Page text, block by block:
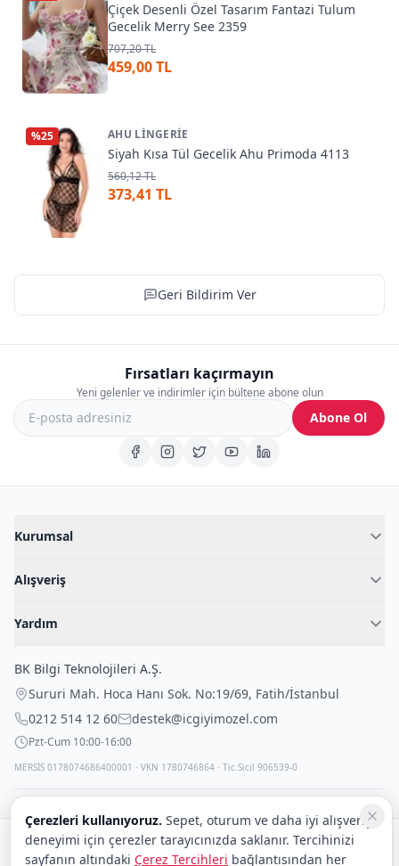
Çiçek Desenli Özel Tasarım Fantazi Tulum
Gecelik Merry See 2359
707,20 TL
459,00 TL
%25 AHU LINGERIE
Siyah Kısa Tül Gecelik Ahu Primoda 4113
560,12 TL
373,41 TL
Geri Bildirim Ver
Fırsatları kaçırmayın
Yeni gelenler ve indirimler için bültene abone olun
Abone Ol
Kurumsal
Blog
İç Giyim Rehberi
Alışveriş
Fantazi İç Giyim
Çocuk İç Giyim
Outlet Fırsatları
Yardım
İade Politikası
Gizli Paketleme
BK Bilgi Teknolojileri A.Ş.
Sururi Mah. Hoca Hanı Sok. No:19/69, Fatih/İstanbul
0212 514 12 60
destek@icgiyimozel.com
Pzt-Cum 10:00-16:00
MERSİS 0178074686400001 · VKN 1780746864 · Tic.Sicil 906539-0
Güvenli alışveriş:
Çerezleri kullanıyoruz. Sepet, oturum ve daha iyi alışveriş
deneyimi için çerezler tarayıcınızda saklanır. Tercihinizi
sayfanın altındaki Çerez Tercihleri bağlantısından her